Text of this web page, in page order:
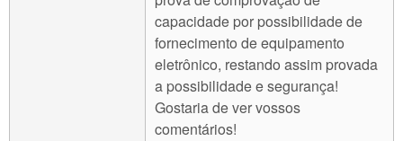
capacidade por possibilidade de
fornecimento de equipamento
eletrônico, restando assim provada
a possibilidade e segurança!
Gostaria de ver vossos
comentários!